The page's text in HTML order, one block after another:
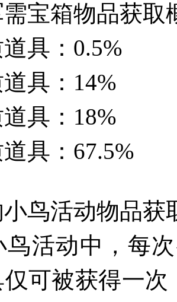
需宝箱物品获取
具：0.5%
具：14%
具：18%
具：67.5%
小鸟活动物品获
活动中，每
可被获得一